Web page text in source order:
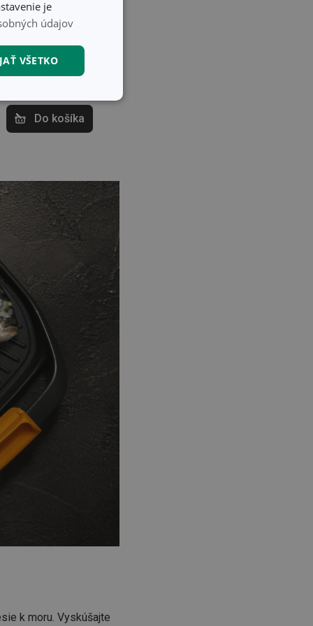
28,70 €
Môžete mať ihneď v
Do košíka
k moru. Vyskúšajte
je
údajov
VŠETKO
súbory
súbory
a správa účtu.
majiteli
cookie, které
s
předpisy o
souhlasu
zařízení,
sledovala
a ke zlepšení
je přiřadí
a efektivnější
webových
z webovej
produkty